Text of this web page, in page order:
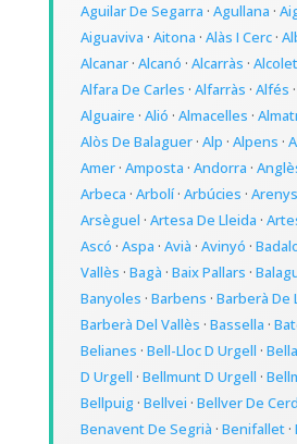
Aguilar De Segarra · Agullana ·
Aiguaviva · Aitona · Alàs I Cerc·
Alcanar· Alcanó · Alcarràs ·
Alfara De Carles · Alfarràs · Alfés ·
Alguaire · Alió · Almacelles ·
Alòs De Balaguer· Alp · Alpens ·
Amer· Amposta · Andorra ·
Arbeca · Arbolí· Arbúcies ·
Arsèguel · Artesa De Lleida ·
Ascó · Aspa · Avià · Avinyó ·
Vallès · Bagà · Baix Pallars ·
Banyoles · Barbens · Barberà De
Barberà Del Vallès · Bassella ·
Belianes · Bell-Lloc D Urgell ·
D Urgell · Bellmunt D Urgell ·
Bellpuig· Bellvei · Bellver De
Benavent De Segrià · Benifallet·